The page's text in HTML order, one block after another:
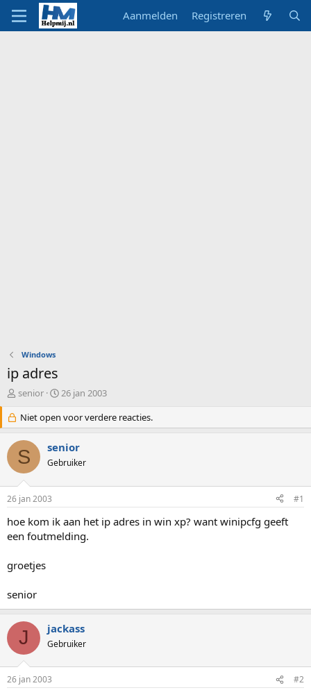
Aanmelden Registreren
Windows
ip adres
O
d
e
r
w
e
p
s
t
a
r
e
senior
S
a
r
d
a
m
26 jan 2003
Niet open voor verdere reacties.
S senior
Gebruiker
26 jan 2003 #1
hoe kom ik aan het ip adres in win xp? want winipcfg geeft
een foutmelding.
groetjes
senior
J jackass
Gebruiker
26 jan 2003 #2